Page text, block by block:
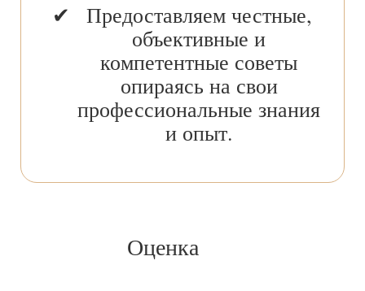
Предоставляем честные,
объективные и
компетентные советы
опираясь на свои
профессиональные знания
и опыт.
Оценка